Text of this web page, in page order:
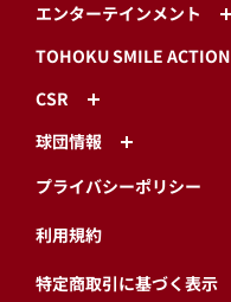
エンターテインメント
TOHOKU SMILE ACTION
CSR
球団情報
プライバシーポリシー
利用規約
特定商取引に基づく表示